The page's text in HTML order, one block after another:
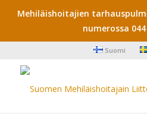
Mehiläishoitajien
numerossa
Suomi